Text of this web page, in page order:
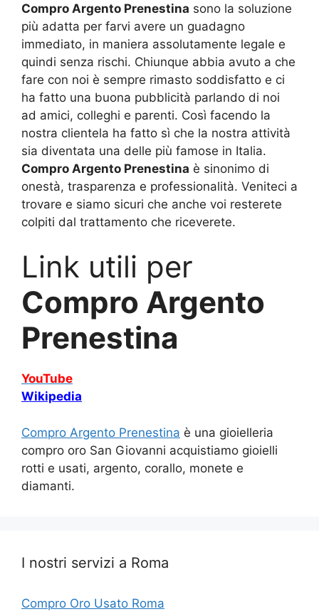
Compro Argento Prenestina sono la soluzione
più adatta per farvi avere un guadagno
immediato, in maniera assolutamente legale e
quindi senza rischi. Chiunque abbia avuto a che
fare con noi è sempre rimasto soddisfatto e ci
ha fatto una buona pubblicità parlando di noi
ad amici, colleghi e parenti. Così facendo la
nostra clientela ha fatto sì che la nostra attività
sia diventata una delle più famose in Italia.
Compro Argento Prenestina è sinonimo di
onestà, trasparenza e professionalità. Veniteci a
trovare e siamo sicuri che anche voi resterete
colpiti dal trattamento che riceverete.
Link utili per
Compro Argento
Prenestina
YouTube
Wikipedia
Compro Argento Prenestina è una gioielleria
compro oro San Giovanni acquistiamo gioielli
rotti e usati, argento, corallo, monete e
diamanti.
I nostri servizi a Roma
Compro Oro Usato Roma